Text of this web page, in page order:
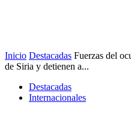
Inicio Destacadas Fuerzas del
de Siria y detienen a...
Destacadas
Internacionales